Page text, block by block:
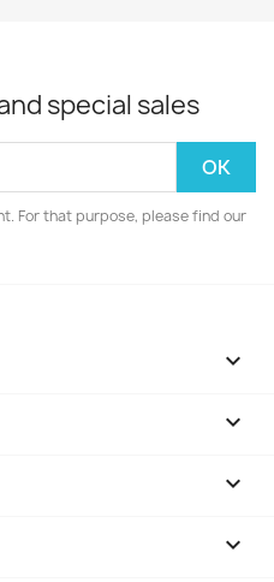
special sales
For that purpose, please find our



keyboard_arrow_down